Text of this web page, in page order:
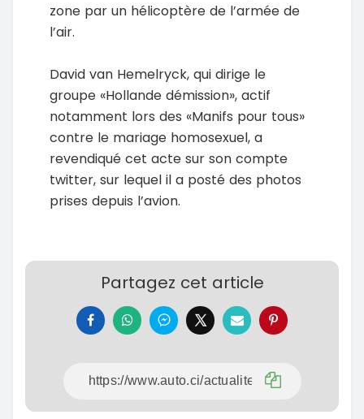
zone par un hélicoptère de l’armée de
l’air.
David van Hemelryck, qui dirige le
groupe «Hollande démission», actif
notamment lors des «Manifs pour tous»
contre le mariage homosexuel, a
revendiqué cet acte sur son compte
twitter, sur lequel il a posté des photos
prises depuis l’avion.
Partagez cet article